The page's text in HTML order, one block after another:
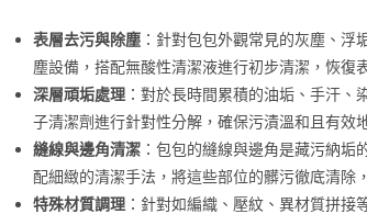
表層去污與除塵 ：針對包包外觀常見的灰塵、
塵設備，搭配無酸性清潔液進行初步清潔，恢復
深層頑垢處理 ：對於長時間累積的油垢、手汗
子清潔劑進行針對性分解，確保污漬溫和且有效
縫線與邊角清潔 ：包包的縫線與邊角是藏污納
配細緻的清潔手法，將這些部位的髒污徹底清除
特殊材質調理 ：針對如編織、壓紋、異材質拼